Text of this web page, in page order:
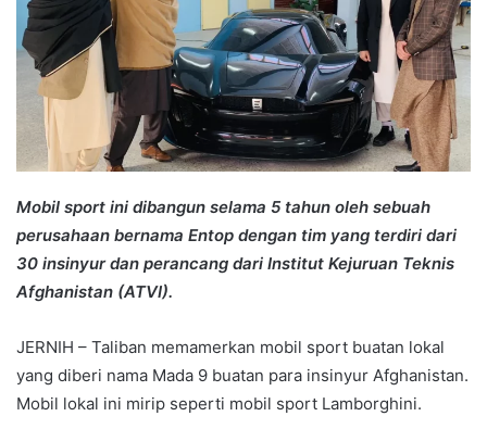
Mobil sport ini dibangun selama 5 tahun oleh sebuah
perusahaan bernama Entop dengan tim yang terdiri dari
30 insinyur dan perancang dari Institut Kejuruan Teknis
Afghanistan (ATVI).
JERNIH – Taliban memamerkan mobil sport buatan lokal
yang diberi nama Mada 9 buatan para insinyur Afghanistan.
Mobil lokal ini mirip seperti mobil sport Lamborghini.